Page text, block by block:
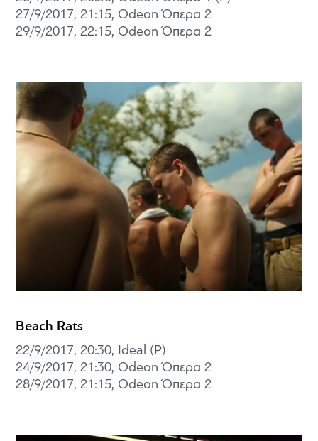
27/9/2017, 21:15, Odeon Όπερα 2
29/9/2017, 22:15, Odeon Όπερα 2
Beach Rats
22/9/2017, 20:30, Ideal (P)
24/9/2017, 21:30, Odeon Όπερα 2
28/9/2017, 21:15, Odeon Όπερα 2